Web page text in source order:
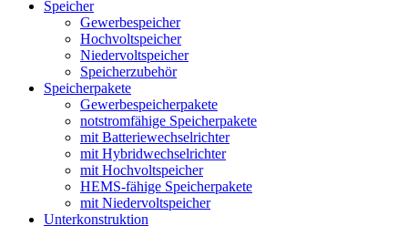
Speicher
Gewerbespeicher
Hochvoltspeicher
Niedervoltspeicher
Speicherzubehör
Speicherpakete
Gewerbespeicherpakete
notstromfähige Speicherpakete
mit Batteriewechselrichter
mit Hybridwechselrichter
mit Hochvoltspeicher
HEMS-fähige Speicherpakete
mit Niedervoltspeicher
Unterkonstruktion